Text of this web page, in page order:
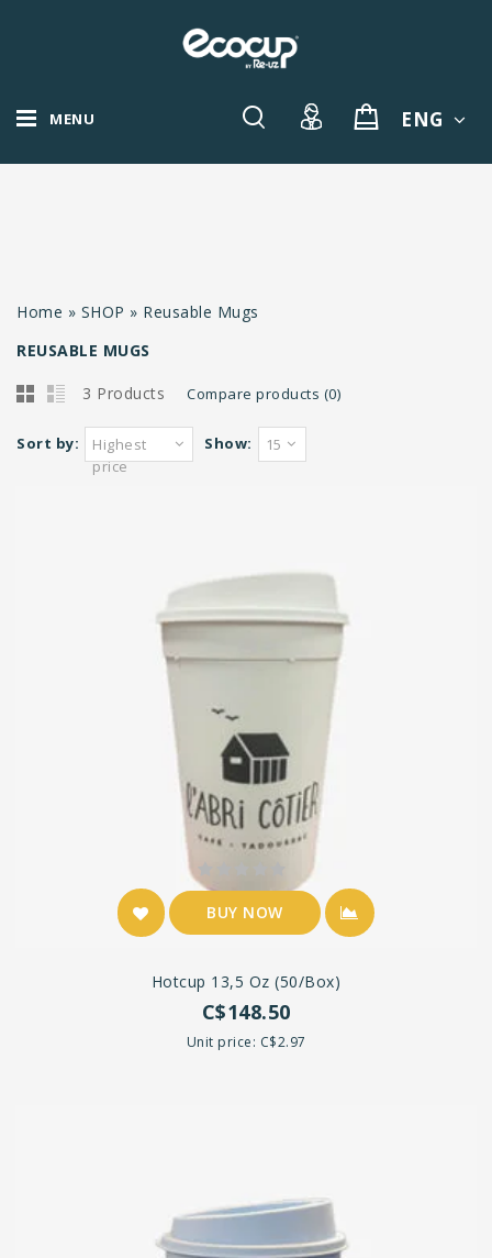
MENU ENG
Home » SHOP » Reusable Mugs
REUSABLE MUGS
3 Products Compare products (0)
Sort by:
Highest
price
Show: 15
BUY NOW
Hotcup 13,5 Oz (50/Box)
C$148.50
Unit price: C$2.97